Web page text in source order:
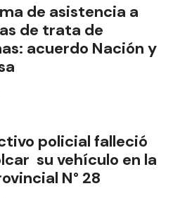
de asistencia a
de trata de
acuerdo Nación y
policial falleció
su vehículo en la
N° 28